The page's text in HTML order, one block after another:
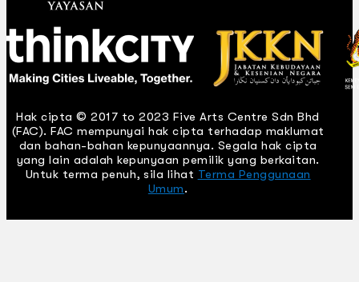
Hak cipta © 2017 to 2023 Five Arts Centre Sdn Bhd
(FAC). FAC mempunyai hak cipta terhadap maklumat
dan bahan-bahan kepunyaannya. Segala hak cipta
yang lain adalah kepunyaan pemilik yang berkaitan.
Untuk terma penuh, sila lihat Terma Penggunaan
Umum.